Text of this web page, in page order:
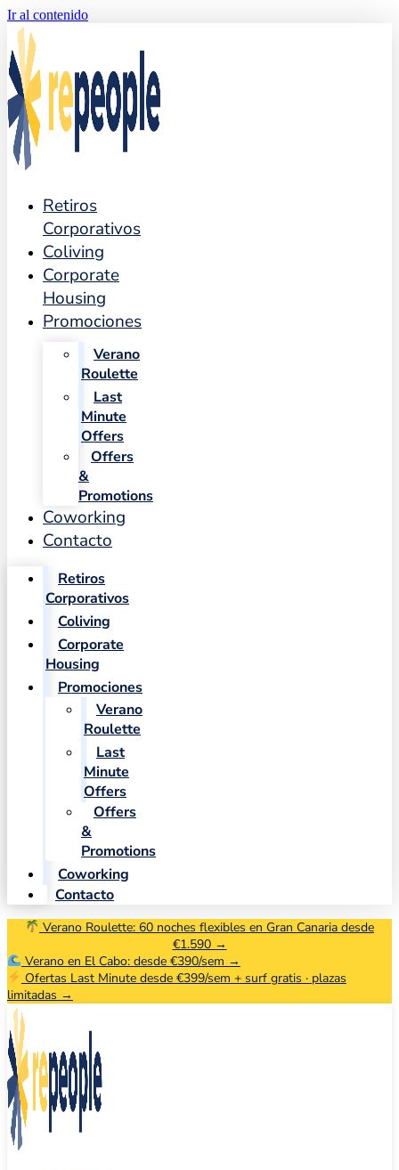
Ir al contenido
Retiros
Corporativos
Coliving
Corporate
Housing
Promociones
Verano
Roulette
Last
Minute
Offers
Offers
&
Promotions
Coworking
Contacto
Retiros
Corporativos
Coliving
Corporate
Housing
Promociones
Verano
Roulette
Last
Minute
Offers
Offers
&
Promotions
Coworking
Contacto
Verano Roulette: 60 noches flexibles en Gran Canaria desde
€1.590 →
Verano en El Cabo: desde €390/sem →
Ofertas Last Minute desde €399/sem + surf gratis · plazas
limitadas →